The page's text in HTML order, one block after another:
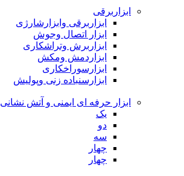
ابزاربرقی
ابزاربرقی وابزارشارژی
ابزار اتصال وجوش
ابزاربرش وتراشکاری
ابزاردمش ومکش
ابزارسوراخکاری
ابزارسنباده زنی وپولیش
ابزار حرفه ای ایمنی و آتش نشانی
یک
دو
سه
چهار
چهار